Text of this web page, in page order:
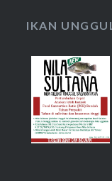
IKAN UNGGUL